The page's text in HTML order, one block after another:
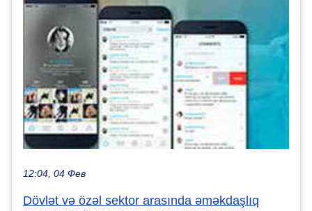
12:04, 04 Фев
Dövlət və özəl sektor arasında əməkdaşlıq